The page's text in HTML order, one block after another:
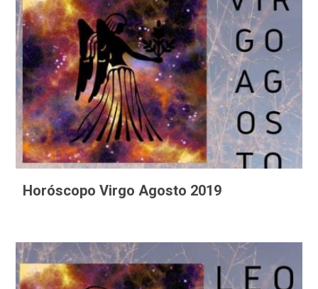
Horóscopo Virgo Agosto 2019